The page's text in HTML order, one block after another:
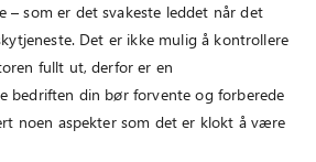
– som er det svakeste leddet når det
Det er ikke mulig å kontrollere
fullt ut, derfor er en
bedriften din bør forvente og forberede
noen aspekter som det er klokt å være